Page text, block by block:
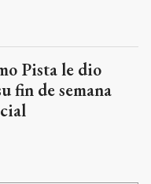
Pista le dio
fin de semana